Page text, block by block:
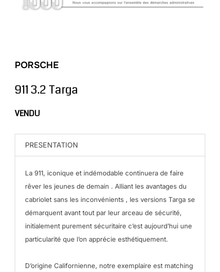
PORSCHE
911 3.2 Targa
VENDU
PRESENTATION
La 911, iconique et indémodable continuera de faire
rêver les jeunes de demain . Alliant les avantages du
cabriolet sans les inconvénients , les versions Targa se
démarquent avant tout par leur arceau de sécurité,
initialement purement sécuritaire c’est aujourd’hui une
particularité que l’on apprécie esthétiquement.
D’origine Californienne, notre exemplaire est matching